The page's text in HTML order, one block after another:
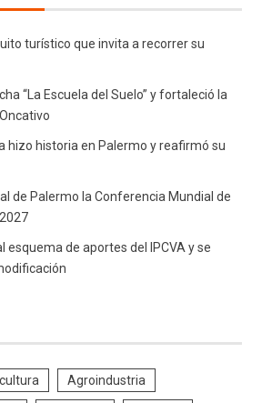
turístico que invita a recorrer su
“La Escuela del Suelo” y fortaleció la
hizo historia en Palermo y reafirmó su
de Palermo la Conferencia Mundial de
esquema de aportes del IPCVA y se
Agroindustria